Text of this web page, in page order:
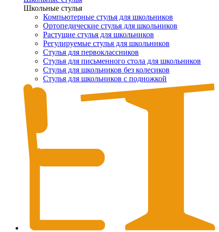
Школьные стулья
Компьютерные стулья для школьников
Ортопедические стулья для школьников
Растущие стулья для школьников
Регулируемые стулья для школьников
Стулья для первоклассников
Стулья для письменного стола для школьников
Стулья для школьников без колесиков
Стулья для школьников с подножкой